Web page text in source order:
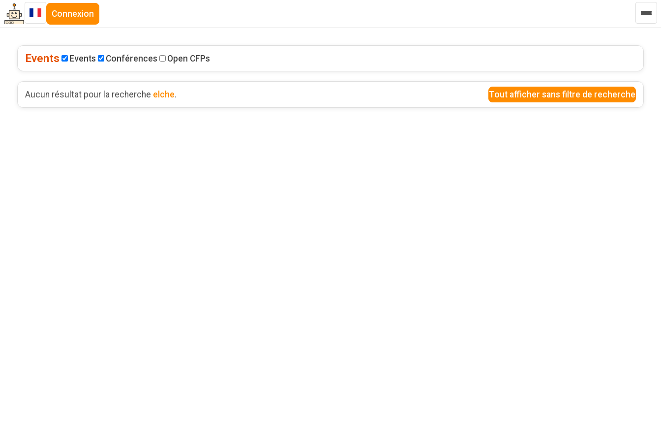
Connexion
Events Events Conférences Open CFPs
Aucun résultat pour la recherche elche. Tout afficher sans filtre de recherche